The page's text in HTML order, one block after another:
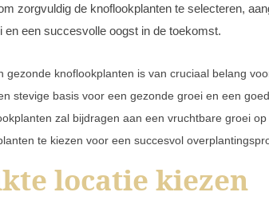
zorgvuldig de knoflookplanten te selecteren,
en een succesvolle oogst in de toekomst.
gezonde knoflookplanten is van cruciaal belang
stevige basis voor een gezonde groei en een
zal bijdragen aan een vruchtbare groei
te kiezen voor een succesvol
locatie kiezen